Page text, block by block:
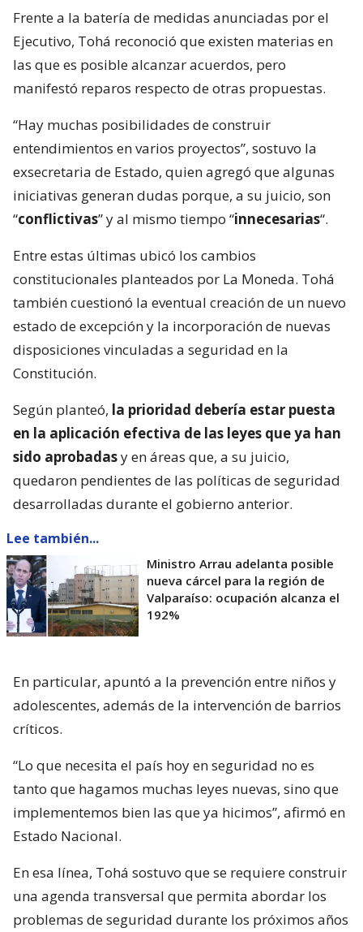
Frente a la batería de medidas anunciadas por el
Ejecutivo, Tohá reconoció que existen materias en
las que es posible alcanzar acuerdos, pero
manifestó reparos respecto de otras propuestas.
“Hay muchas posibilidades de construir
entendimientos en varios proyectos”, sostuvo la
exsecretaria de Estado, quien agregó que algunas
iniciativas generan dudas porque, a su juicio, son
“conflictivas” y al mismo tiempo “innecesarias“.
Entre estas últimas ubicó los cambios
constitucionales planteados por La Moneda. Tohá
también cuestionó la eventual creación de un nuevo
estado de excepción y la incorporación de nuevas
disposiciones vinculadas a seguridad en la
Constitución.
Según planteó, la prioridad debería estar puesta
en la aplicación efectiva de las leyes que ya han
sido aprobadasy en áreas que, a su juicio,
quedaron pendientes de las políticas de seguridad
desarrolladas durante el gobierno anterior.
Lee también...
Ministro Arrau adelanta posible
nueva cárcel para la región de
Valparaíso: ocupación alcanza el
192%
En particular, apuntó a la prevención entre niños y
adolescentes, además de la intervención de barrios
críticos.
“Lo que necesita el país hoy en seguridad no es
tanto que hagamos muchas leyes nuevas, sino que
implementemos bien las que ya hicimos”, afirmó en
Estado Nacional.
En esa línea, Tohá sostuvo que se requiere construir
una agenda transversal que permita abordar los
problemas de seguridad durante los próximos años